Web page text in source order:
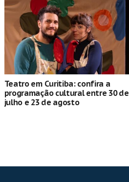
Teatro em Curitiba: confira a
programação cultural entre 30 de
julho e 23 de agosto